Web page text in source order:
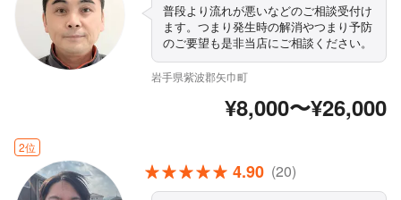
普段より流れが悪いなどのご相談受付け
ます。つまり発生時の解消やつまり予防
のご要望も是非当店にご相談ください。
岩手県紫波郡矢巾町
¥8,000〜¥26,000
2位
4.90 (20)